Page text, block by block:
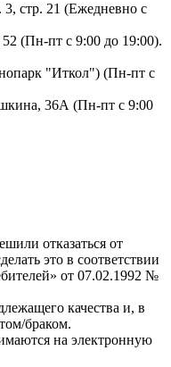
3, стр. 21 (Ежедневно с
(Пн-пт с 9:00 до 19:00).
"Иткол") (Пн-пт с
36А (Пн-пт с 9:00
отказаться от
это в соответствии
от 07.02.1992 №
качества и, в
браком.
на электронную